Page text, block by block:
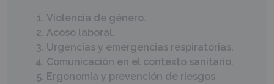
Violencia de género.
Acoso laboral.
Urgencias y emergencias respiratorias.
Comunicación en el contexto sanitario.
Ergonomía y prevención de riesgos